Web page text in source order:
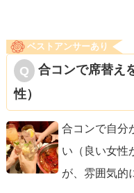
ベストアンサーあり
合コンで席替え
性）
合コンで自分
い（良い女性
が、雰囲気的